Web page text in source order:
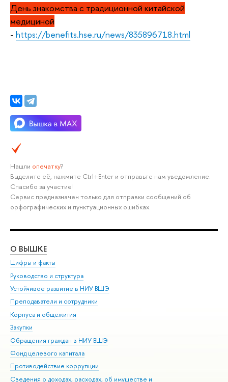
День знакомства с традиционной китайской
медициной
- https://benefits.hse.ru/news/835896718.html
Нашли опечатку?
Выделите её, нажмите Ctrl+Enter и отправьте нам уведомление.
Спасибо за участие!
Сервис предназначен только для отправки сообщений об
орфографических и пунктуационных ошибках.
О ВЫШКЕ
Цифры и факты
Руководство и структура
Устойчивое развитие в НИУ ВШЭ
Преподаватели и сотрудники
Корпуса и общежития
Закупки
Обращения граждан в НИУ ВШЭ
Фонд целевого капитала
Противодействие коррупции
Сведения о доходах, расходах, об имуществе и